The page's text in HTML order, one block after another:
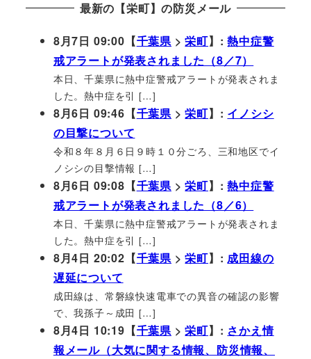
最新の【栄町】の防災メール
8月7日 09:00【千葉県 >栄町】:熱中症警
戒アラートが発表されました（8／7）
本日、千葉県に熱中症警戒アラートが発表されま
した。熱中症を引 […]
8月6日 09:46【千葉県 >栄町】: イノシシ
の目撃について
令和８年８月６日９時１０分ごろ、三和地区でイ
ノシシの目撃情報 […]
8月6日 09:08【千葉県 >栄町】:熱中症警
戒アラートが発表されました（8／6）
本日、千葉県に熱中症警戒アラートが発表されま
した。熱中症を引 […]
8月4日 20:02【千葉県 >栄町】:成田線の
遅延について
成田線は、常磐線快速電車での異音の確認の影響
で、我孫子～成田 […]
8月4日 10:19【千葉県 >栄町】: さかえ情
報メール（大気に関する情報、防災情報、